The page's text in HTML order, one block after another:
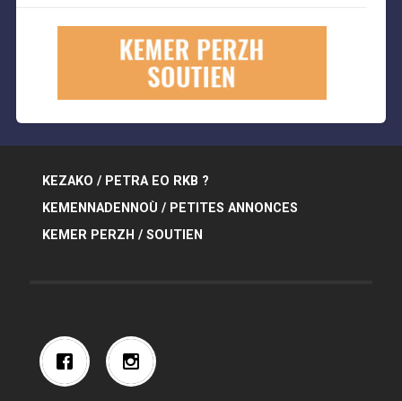
KEZAKO / PETRA EO RKB ?
KEMENNADENNOÙ / PETITES ANNONCES
KEMER PERZH / SOUTIEN